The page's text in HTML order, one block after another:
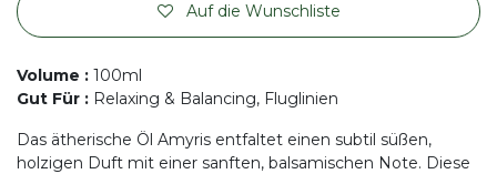
Auf die Wunschliste
Volume : 100ml
Gut Für : Relaxing & Balancing, Fluglinien
Das ätherische Öl Amyris entfaltet einen subtil süßen,
holzigen Duft mit einer sanften, balsamischen Note. Diese